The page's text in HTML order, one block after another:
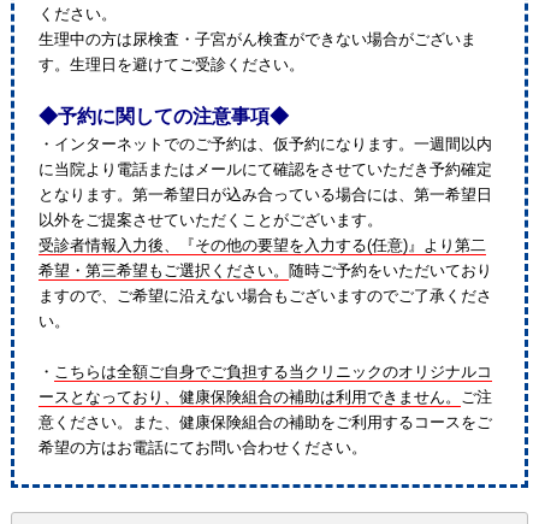
ください。
生理中の方は尿検査・子宮がん検査ができない場合がございま
す。生理日を避けてご受診ください。
◆予約に関しての注意事項◆
・インターネットでのご予約は、仮予約になります。一週間以内
に当院より電話またはメールにて確認をさせていただき予約確定
となります。第一希望日が込み合っている場合には、第一希望日
以外をご提案させていただくことがございます。
受診者情報入力後、『その他の要望を入力する(任意)』より第二
希望・第三希望もご選択ください。 随時ご予約をいただいており
ますので、ご希望に沿えない場合もございますのでご了承くださ
い。
・ こちらは全額ご自身でご負担する当クリニックのオリジナルコ
ースとなっており、健康保険組合の補助は利用できません。 ご注
意ください。また、健康保険組合の補助をご利用するコースをご
希望の方はお電話にてお問い合わせください。